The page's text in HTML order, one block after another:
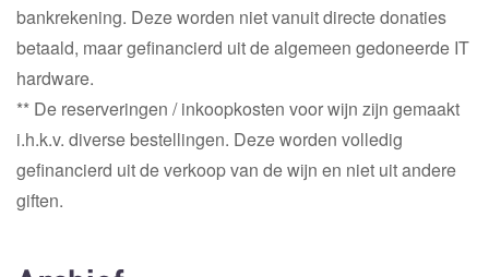
bankrekening. Deze worden niet vanuit directe donaties
betaald, maar gefinancierd uit de algemeen gedoneerde IT
hardware.
** De reserveringen / inkoopkosten voor wijn zijn gemaakt
i.h.k.v. diverse bestellingen. Deze worden volledig
gefinancierd uit de verkoop van de wijn en niet uit andere
giften.